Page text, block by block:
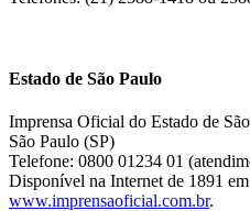
Estado de São Paulo
Imprensa Oficial do Estado de
São Paulo (SP)
Telefone: 0800 01234 01
Disponível na Internet de 1891
www.imprensaoficial.com.br.